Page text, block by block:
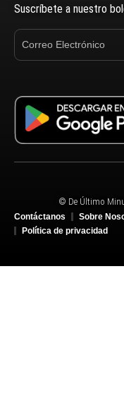
Suscríbete a nuestro
© De Último
Contáctanos
Sobre
Política de privacidad